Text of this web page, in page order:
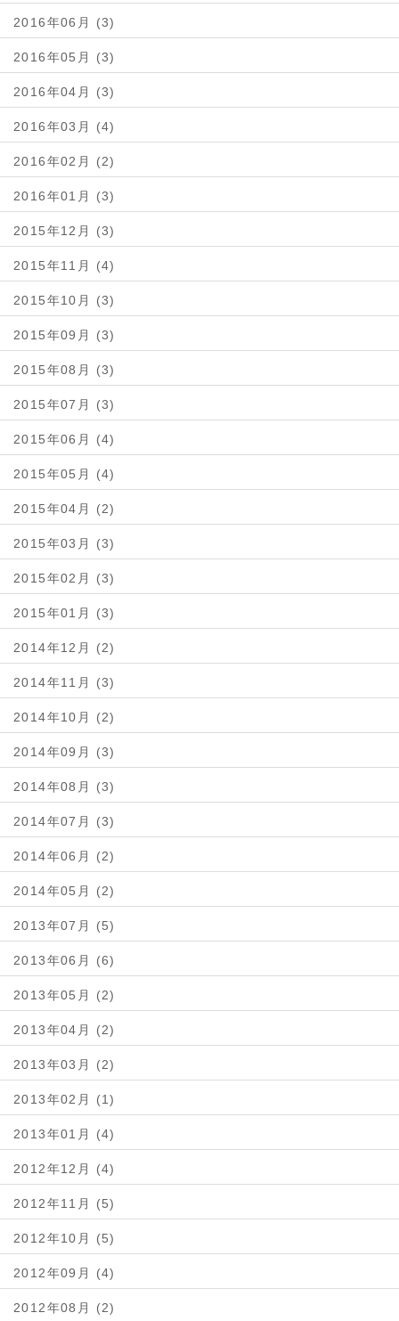
2016年06月 (3)
2016年05月 (3)
2016年04月 (3)
2016年03月 (4)
2016年02月 (2)
2016年01月 (3)
2015年12月 (3)
2015年11月 (4)
2015年10月 (3)
2015年09月 (3)
2015年08月 (3)
2015年07月 (3)
2015年06月 (4)
2015年05月 (4)
2015年04月 (2)
2015年03月 (3)
2015年02月 (3)
2015年01月 (3)
2014年12月 (2)
2014年11月 (3)
2014年10月 (2)
2014年09月 (3)
2014年08月 (3)
2014年07月 (3)
2014年06月 (2)
2014年05月 (2)
2013年07月 (5)
2013年06月 (6)
2013年05月 (2)
2013年04月 (2)
2013年03月 (2)
2013年02月 (1)
2013年01月 (4)
2012年12月 (4)
2012年11月 (5)
2012年10月 (5)
2012年09月 (4)
2012年08月 (2)